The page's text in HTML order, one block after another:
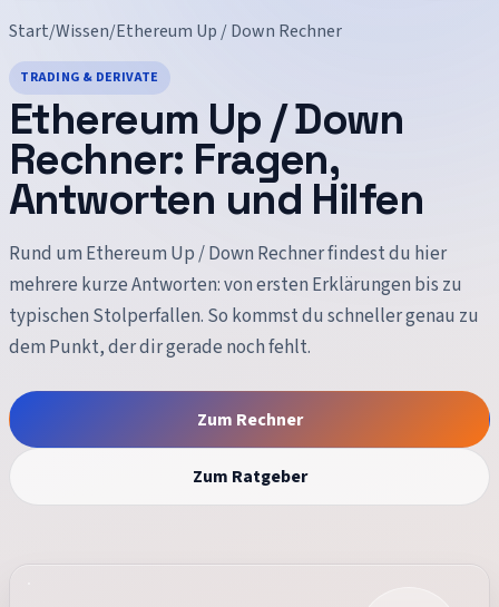
Start/Wissen/Ethereum Up / Down Rechner
TRADING & DERIVATE
Ethereum Up / Down
Rechner: Fragen,
Antworten und Hilfen
Rund um Ethereum Up / Down Rechnerfindest du hier
mehrere kurze Antworten: von ersten Erklärungen bis zu
typischen Stolperfallen. So kommst du schneller genau zu
dem Punkt, der dir gerade noch fehlt.
Zum Rechner
Zum Ratgeber